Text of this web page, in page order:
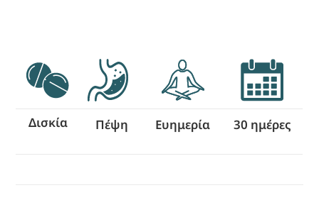
Δισκία Πέψη Ευημερία 30 ημέρες